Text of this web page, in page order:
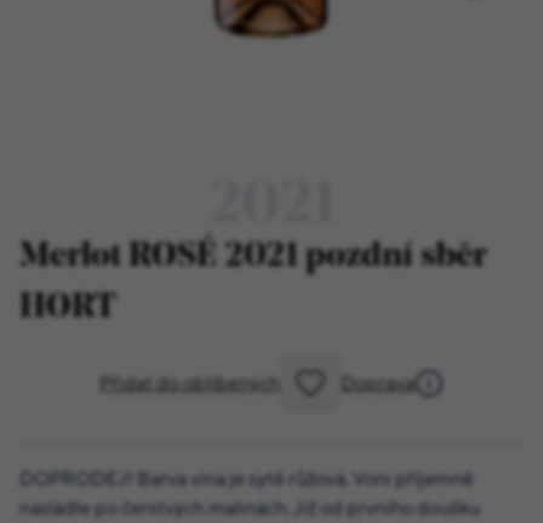
Merlot ROSÉ 2021 pozdní sběr
HORT
Přidat do oblíbených Doprava
DOPRODEJ! Barva vína je sytě růžová. Voní příjemně
nasládle po čerstvých malinách. Již od prvního doušku